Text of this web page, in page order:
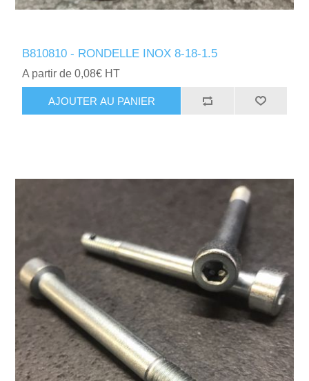
B810810 - RONDELLE INOX 8-18-1.5
A partir de 0,08€ HT
AJOUTER AU PANIER